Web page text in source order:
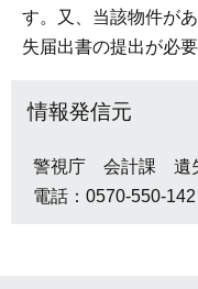
す。又、当該物件が
失届出書の提出が必要
情報発信元
警視庁 会計課 遺
電話：0570-550-142